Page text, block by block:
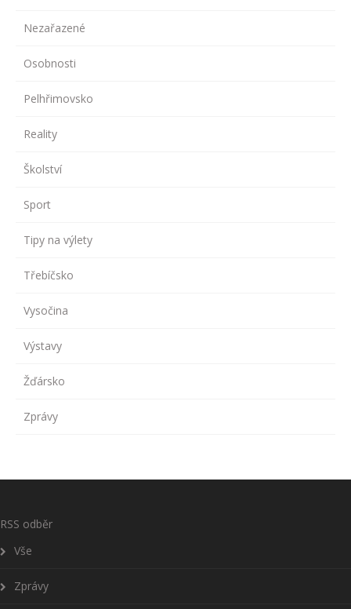
Nezařazené
Osobnosti
Pelhřimovsko
Reality
Školství
Sport
Tipy na výlety
Třebíčsko
Vysočina
Výstavy
Žďársko
Zprávy
RSS odběr
Vše
Zprávy